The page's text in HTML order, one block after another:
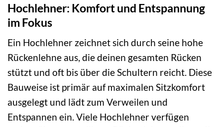
Hochlehner: Komfort und Entspannung
im Fokus
Ein Hochlehner zeichnet sich durch seine hohe
Rückenlehne aus, die deinen gesamten Rücken
stützt und oft bis über die Schultern reicht. Diese
Bauweise ist primär auf maximalen Sitzkomfort
ausgelegt und lädt zum Verweilen und
Entspannen ein. Viele Hochlehner verfügen